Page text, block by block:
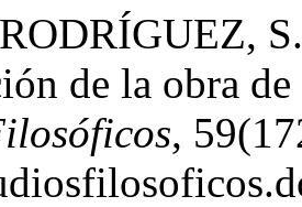
de la obra
,